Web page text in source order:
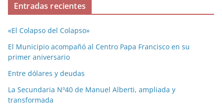
Entradas recientes
«El Colapso del Colapso»
El Municipio acompañó al Centro Papa Francisco en su
primer aniversario
Entre dólares y deudas
La Secundaria Nº40 de Manuel Alberti, ampliada y
transformada